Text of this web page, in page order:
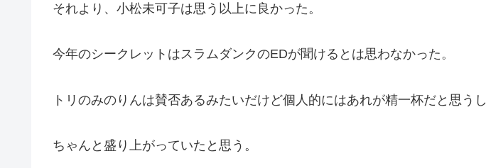
それより、小松未可子は思う以上に良かった。
今年のシークレットはスラムダンクのEDが聞けるとは思わなかった。
トリのみのりんは賛否あるみたいだけど個人的にはあれが精一杯だと思うし
ちゃんと盛り上がっていたと思う。